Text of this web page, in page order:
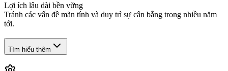
Lợi ích lâu dài bền vững
Tránh các vấn đề mãn tính và duy trì sự cân bằng trong nhiều năm
tới.
Tìm hiểu thêm